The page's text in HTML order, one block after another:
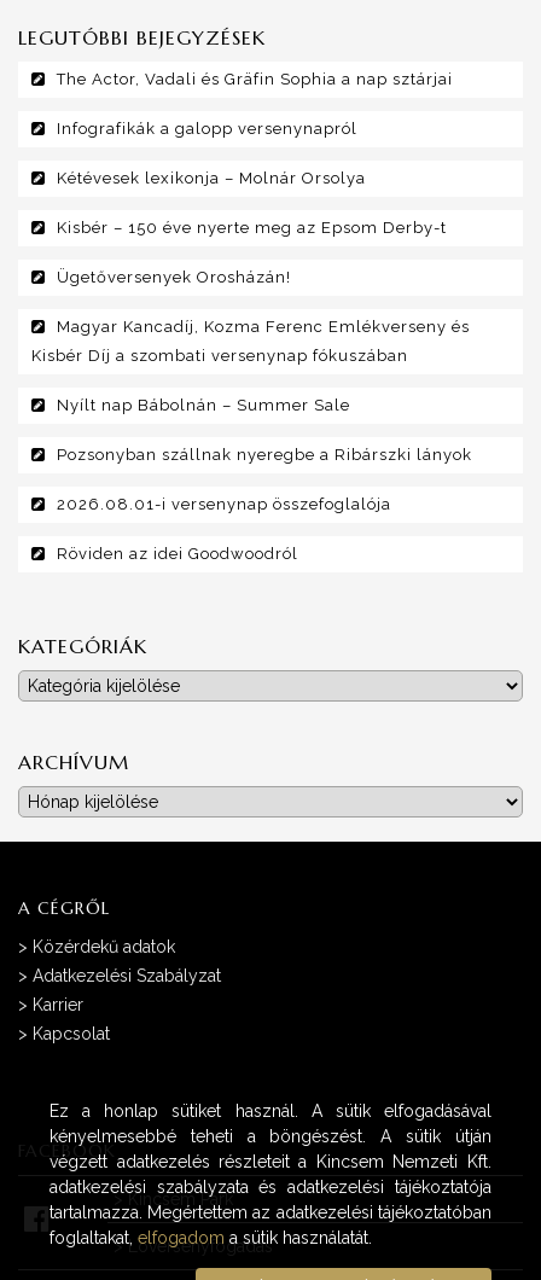
LEGUTÓBBI BEJEGYZÉSEK
The Actor, Vadali és Gräfin Sophia a nap sztárjai
Infografikák a galopp versenynapról
Kétévesek lexikonja – Molnár Orsolya
Kisbér – 150 éve nyerte meg az Epsom Derby-t
Ügetőversenyek Orosházán!
Magyar Kancadíj, Kozma Ferenc Emlékverseny és
Kisbér Díj a szombati versenynap fókuszában
Nyílt nap Bábolnán – Summer Sale
Pozsonyban szállnak nyeregbe a Ribárszki lányok
2026.08.01-i versenynap összefoglalója
Röviden az idei Goodwoodról
KATEGÓRIÁK
Kategóriák
ARCHÍVUM
Archívum
A CÉGRŐL
> Közérdekű adatok
> Adatkezelési Szabályzat
> Karrier
> Kapcsolat
FACEBOOK
>Kincsem Park
>Lóversenyfogadás
Ez a honlap sütiket használ. A sütik elfogadásával
kényelmesebbé teheti a böngészést. A sütik útján
végzett adatkezelés részleteit a Kincsem Nemzeti Kft.
adatkezelési szabályzata és adatkezelési tájékoztatója
tartalmazza. Megértettem az adatkezelési tájékoztatóban
foglaltakat,elfogadom a sütik használatát.